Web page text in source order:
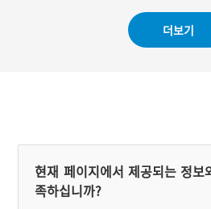
녀의 도움을 받아 새어머니
가 시킨 일을 마치고 선녀가
준 옷을 입고 신발을 신고서
죽이고 자신이 콩쥐인 것처
럼 행동하였다. 콩쥐는 환생
하여 원님에게 억울함을 하
소연하고 원님은 콩쥐의 시
더보기
현재 페이지에서 제공되는 정
족하십니까?